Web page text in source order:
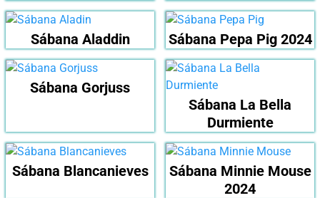
Sábana Aladdin Sábana Pepa Pig 2024
Sábana Gorjuss
Sábana La Bella
Durmiente
Sábana Blancanieves
Sábana Minnie Mouse
2024